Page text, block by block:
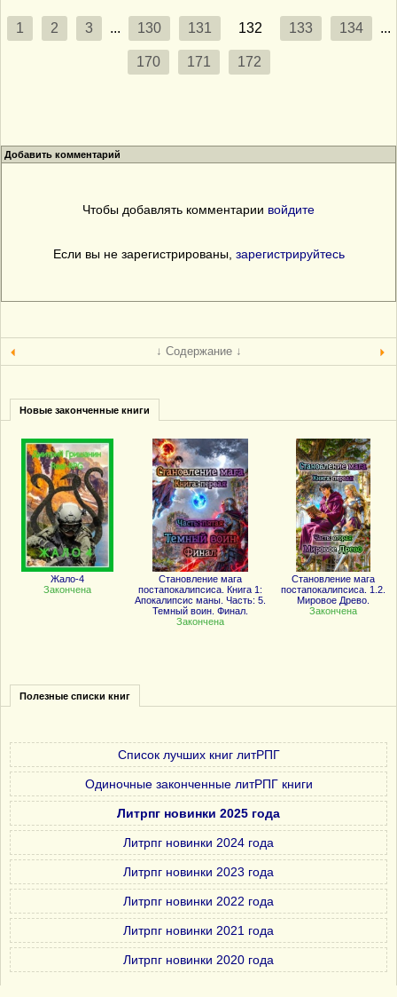
1 2 3 ... 130 131 132 133 134 ...
170 171 172
Добавить комментарий
Чтобы добавлять комментарии войдите
Если вы не зарегистрированы, зарегистрируйтесь
↓ Содержание ↓
Новые законченные книги
Жало-4
Закончена
Становление мага
постапокалипсиса. Книга 1:
Апокалипсис маны. Часть: 5.
Темный воин. Финал.
Закончена
Становление мага
постапокалипсиса. 1.2.
Мировое Древо.
Закончена
Полезные списки книг
Список лучших книг литРПГ
Одиночные законченные литРПГ книги
Литрпг новинки 2025 года
Литрпг новинки 2024 года
Литрпг новинки 2023 года
Литрпг новинки 2022 года
Литрпг новинки 2021 года
Литрпг новинки 2020 года